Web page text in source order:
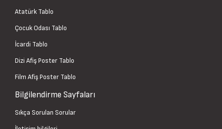
Atatürk Tablo
Çocuk Odası Tablo
İcardi Tablo
Dizi Afiş Poster Tablo
Film Afiş Poster Tablo
Bilgilendirme Sayfaları
Sıkça Sorulan Sorular